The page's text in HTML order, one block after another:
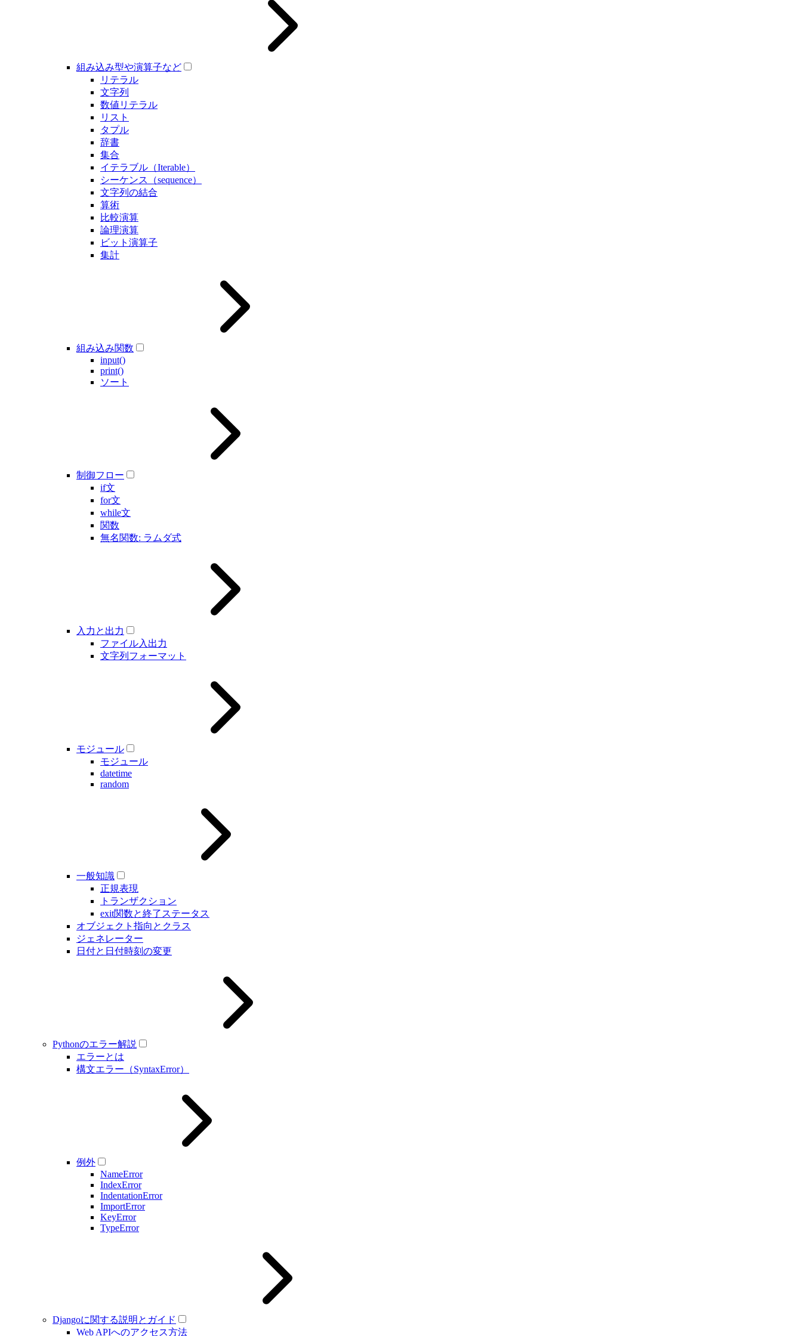
組み込み型や演算子など
リテラル
文字列
数値リテラル
リスト
タプル
辞書
集合
イテラブル（Iterable）
シーケンス（sequence）
文字列の結合
算術
比較演算
論理演算
ビット演算子
集計
組み込み関数
input()
print()
ソート
制御フロー
if文
for文
while文
関数
無名関数: ラムダ式
入力と出力
ファイル入出力
文字列フォーマット
モジュール
モジュール
datetime
random
一般知識
正規表現
トランザクション
exit関数と終了ステータス
オブジェクト指向とクラス
ジェネレーター
日付と日付時刻の変更
Pythonのエラー解説
エラーとは
構文エラー（SyntaxError）
例外
NameError
IndexError
IndentationError
ImportError
KeyError
TypeError
Djangoに関する説明とガイド
Web APIへのアクセス方法